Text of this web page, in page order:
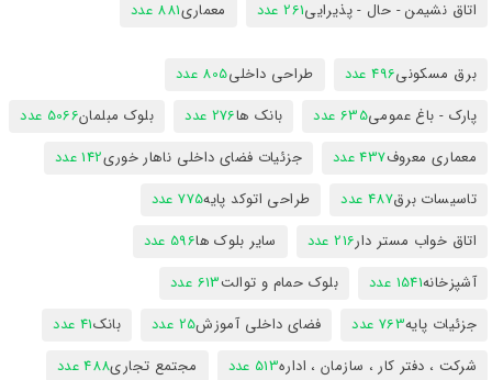
اتاق نشیمن - حال - پذیرایی261 عدد معماری881 عدد
برق مسکونی496 عدد طراحی داخلی805 عدد
پارک - باغ عمومی635 عدد بانک ها276 عدد بلوک مبلمان5066 عدد
معماری معروف437 عدد جزئیات فضای داخلی ناهار خوری142 عدد
تاسیسات برق487 عدد طراحی اتوکد پایه775 عدد
اتاق خواب مستر دار216 عدد سایر بلوک ها596 عدد
آشپزخانه1541 عدد بلوک حمام و توالت613 عدد
جزئیات پایه763 عدد فضای داخلی آموزش25 عدد بانک41 عدد
شرکت ، دفتر کار ، سازمان ، اداره513 عدد مجتمع تجاری488 عدد